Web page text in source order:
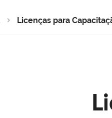
Licenças para